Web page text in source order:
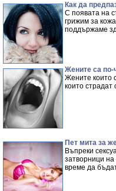
Как да
С появата на
грижим за
поддържаме
Жените са по-
Жените които
които
Пет мита за
Въпреки
затворници на
време да